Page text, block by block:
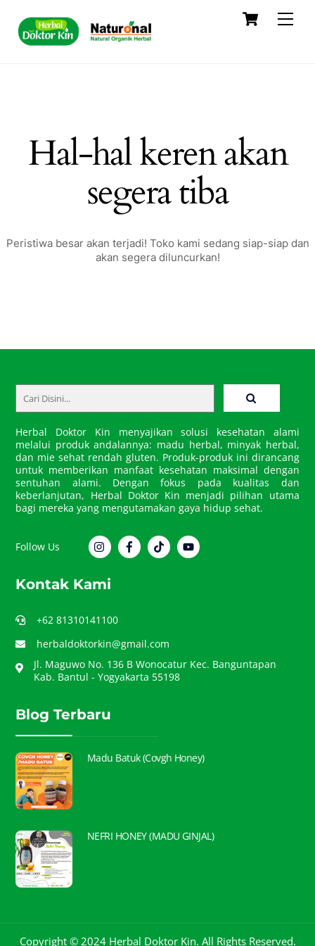
content
Cart
Hal-hal keren akan
segera tiba
Peristiwa besar akan terjadi! Toko kami sedang siap-siap dan
akan segera diluncurkan!
Top
Herbal Doktor Kin menyajikan solusi kesehatan alami
melalui produk andalannya: madu herbal, minyak herbal,
dan mie sehat rendah gluten. Produk-produk ini dirancang
untuk memberikan manfaat kesehatan maksimal dengan
sentuhan alami. Dengan fokus pada kualitas dan
keberlanjutan, Herbal Doktor Kin menjadi pilihan utama
bagi mereka yang mengutamakan gaya hidup sehat.
Follow Us
Kontak Kami
+62 81310141100
herbaldoktorkin@gmail.com
Jl. Maguwo No. 136 B Wonocatur Kec. Banguntapan
Kab. Bantul - Yogyakarta 55198
Blog Terbaru
Madu Batuk (Covgh Honey)
NEFRI HONEY (MADU GINJAL)
Copyright © 2024 Herbal Doktor Kin. All Rights Reserved.